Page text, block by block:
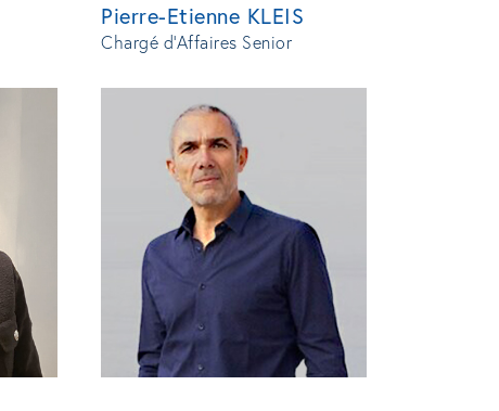
Pierre-Etienne KLEIS
Chargé d'Affaires Senior